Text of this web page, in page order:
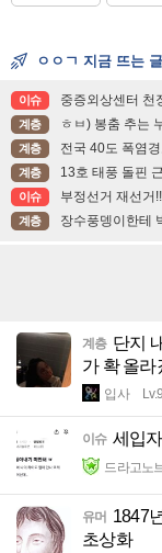
ㅇㅇㄱ 지금 뜨는 글
이슈 중증외상센터 천
계층 ㅎㅂ) 봉춤 추는
계층 전국 40도 폭염
계층 13호 태풍 돌핀
이슈 부정선거 재선거
계층 장수풍뎅이한테
계층 단지
가 확 올라
입사
이슈 세입
드라고노
유머 1847
초상화